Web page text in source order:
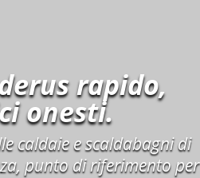
rapido,
onesti.
caldaie e scaldabagni di
punto di riferimento per